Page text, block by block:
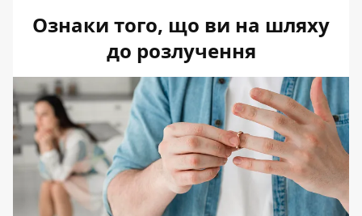
Ознаки того, що ви на шляху
до розлучення